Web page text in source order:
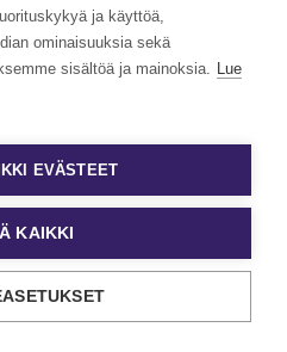
ja käyttöä,
ominaisuuksia sekä
sisältöä ja mainoksia. Lue
EVÄSTEET
KAIKKI